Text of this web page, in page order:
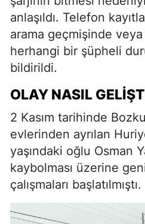
anlaşıldı. Telefon
arama geçmişinde
herhangi bir şüpheli
bildirildi.
OLAY NASIL
2 Kasım tarihinde
evlerinden ayrılan
yaşındaki oğlu Osman
kaybolması üzerine
çalışmaları başlatılmıştı.